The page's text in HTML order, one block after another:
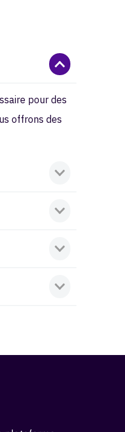
pour des
offrons des